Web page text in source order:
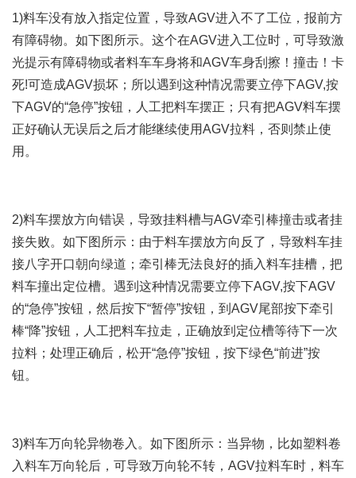
1)料车没有放入指定位置，导致AGV进入不了工位，报前方
有障碍物。如下图所示。这个在AGV进入工位时，可导致激
光提示有障碍物或者料车车身将和AGV车身刮擦！撞击！卡
死!可造成AGV损坏；所以遇到这种情况需要立停下AGV,按
下AGV的“急停”按钮，人工把料车摆正；只有把AGV料车摆
正好确认无误后之后才能继续使用AGV拉料，否则禁止使
用。
2)料车摆放方向错误，导致挂料槽与AGV牵引棒撞击或者挂
接失败。如下图所示：由于料车摆放方向反了，导致料车挂
接八字开口朝向绿道；牵引棒无法良好的插入料车挂槽，把
料车撞出定位槽。遇到这种情况需要立停下AGV,按下AGV
的“急停”按钮，然后按下“暂停”按钮，到AGV尾部按下牵引
棒“降”按钮，人工把料车拉走，正确放到定位槽等待下一次
拉料；处理正确后，松开“急停”按钮，按下绿色“前进”按
钮。
3)料车万向轮异物卷入。如下图所示：当异物，比如塑料卷
入料车万向轮后，可导致万向轮不转，AGV拉料车时，料车